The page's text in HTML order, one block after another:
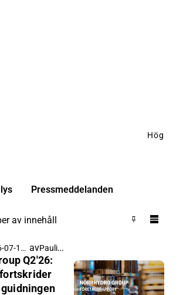
Hög
Pressmeddelanden
av innehåll
07-16 av Pauli Lohi
Q2'26: